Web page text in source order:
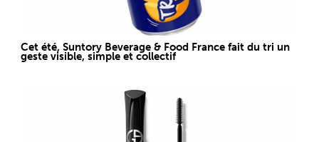
Cet été, Suntory Beverage & Food France fait du tri un
geste visible, simple et collectif